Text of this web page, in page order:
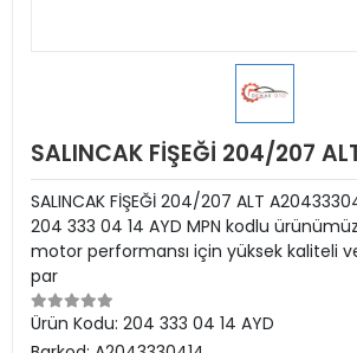
SALINCAK FİŞEĞİ 204/207
SALINCAK FİŞEĞİ 204/207 ALT
204 333 04 14 AYD MPN kodlu
motor performansı için yüksek kaliteli
par
Ürün Kodu: 204 333 04 14 AYD